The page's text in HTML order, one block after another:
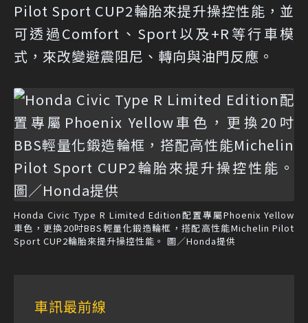
Pilot Sport CUP2輪胎來提升操控性能，並
可透過Comfort、Sport以及+R等行車模
式，來改變避震阻尼、轉向與油門反應。
Honda Civic Type R Limited Edition配置專屬Phoenix Yellow
車色，更換20吋BBS輕量化鍛造輪框，搭配高性能Michelin Pilot
Sport CUP2輪胎來提升操控性能。 圖／Honda提供
車訊最前線